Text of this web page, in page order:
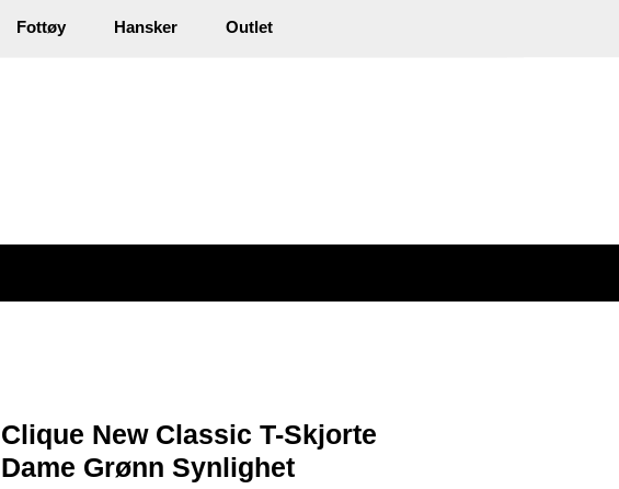
inkl. mva. Min side
Fottøy Hansker Outlet
Clique New Classic T-Skjorte
Dame Grønn Synlighet